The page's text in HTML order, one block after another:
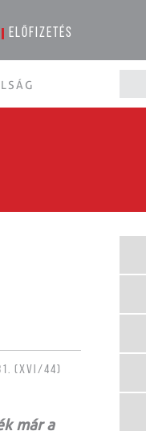
Előfizetés
(XVI/44)
már a